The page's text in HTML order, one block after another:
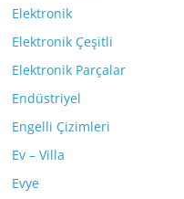
Elektronik
Elektronik Çeşitli
Elektronik Parçalar
Endüstriyel
Engelli Çizimleri
Ev – Villa
Evye